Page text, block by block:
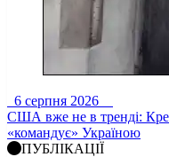
6 серпня 2026
США вже не в тренді:
«командує» Україною
ПУБЛІКАЦІЇ